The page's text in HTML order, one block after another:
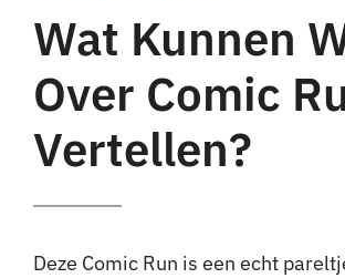
Wat Kunnen
Over Comic
Vertellen?
Deze Comic Run is een echt